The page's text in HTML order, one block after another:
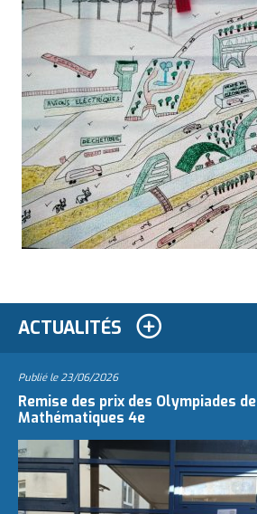
ACTUALITÉS
Publié le23/06/2026
Remise des prix des Olympiades de
Mathématiques 4e